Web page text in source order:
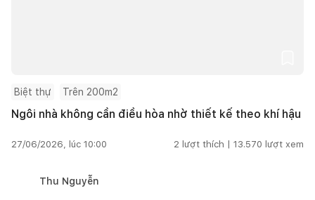
Biệt thự Trên 200m2
Ngôi nhà không cần điều hòa nhờ thiết kế theo khí hậu
27/06/2026, lúc 10:00 2 lượt thích | 13.570 lượt xem
Thu Nguyễn